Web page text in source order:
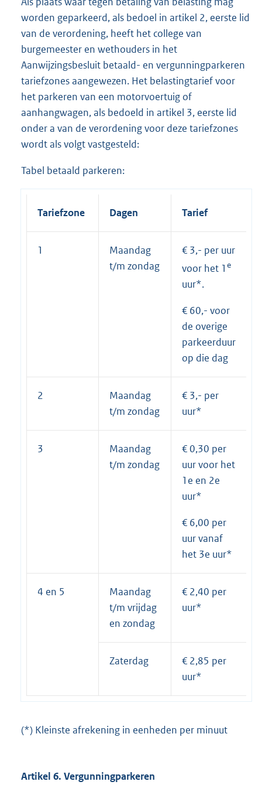
worden geparkeerd, als bedoel in artikel 2, eerste lid
van de verordening, heeft het college van
burgemeester en wethouders in het
Aanwijzingsbesluit betaald- en vergunningparkeren
tariefzones aangewezen. Het belastingtarief voor
het parkeren van een motorvoertuig of
aanhangwagen, als bedoeld in artikel 3, eerste lid
onder a van de verordening voor deze tariefzones
wordt als volgt vastgesteld:
Tabel betaald parkeren:
Tariefzone Dagen Tarief
1
Maandag
t/m zondag
€ 3,- per uur
voor het 1 e
uur*.
€ 60,- voor
de overige
parkeerduur
op die dag
2
Maandag
t/m zondag
€ 3,- per
uur*
3
Maandag
t/m zondag
€ 0,30 per
uur voor het
1e en 2e
uur*
€ 6,00 per
uur vanaf
het 3e uur*
4 en 5
Maandag
t/m vrijdag
en zondag
€ 2,40 per
uur*
Zaterdag
€ 2,85 per
uur*
(*) Kleinste afrekening in eenheden per minuut
Artikel 6. Vergunningparkeren